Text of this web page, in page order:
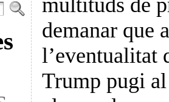
demanar que
l’eventualitat
Trump pugi